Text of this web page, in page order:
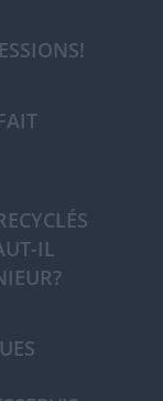
IL